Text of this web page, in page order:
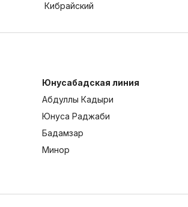
Кибрайский
Юнусабадская линия
Абдуллы Кадыри
Юнуса Раджаби
Бадамзар
Минор